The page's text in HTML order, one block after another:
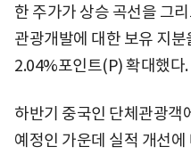
한 주가가 상승 곡선을 그
관광개발에 대한 보유 지
2.04%포인트(P) 확대했다.
하반기 중국인 단체관광객
예정인 가운데 실적 개선